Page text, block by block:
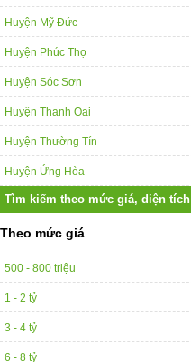
Huyện Mỹ Đức
Huyện Phúc Thọ
Huyện Sóc Sơn
Huyện Thanh Oai
Huyện Thường Tín
Huyện Ứng Hòa
Tìm kiếm theo mức giá, diện tích
Theo mức giá
500 - 800 triệu
1 - 2 tỷ
3 - 4 tỷ
6 - 8 tỷ